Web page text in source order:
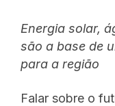
Energia solar,
são a base de
para a região
Falar sobre o